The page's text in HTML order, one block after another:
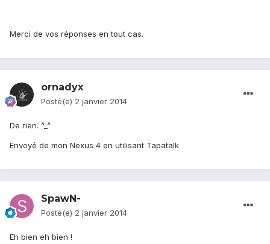
Merci de vos réponses en tout cas.
ornadyx
Posté(e) 2 janvier 2014
De rien. ^_^
Envoyé de mon Nexus 4 en utilisant Tapatalk
SpawN-
Posté(e) 2 janvier 2014
Eh bien eh bien !